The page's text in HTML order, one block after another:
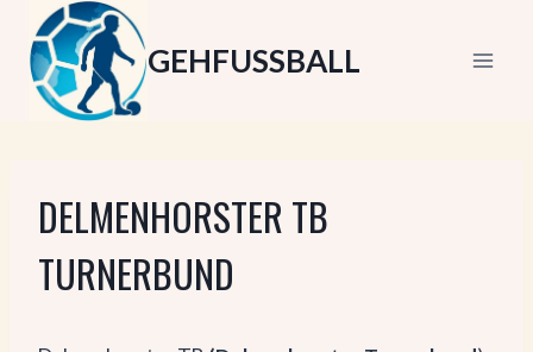
Inhalt
springen
GEHFUSSBALL
DELMENHORSTER TB
TURNERBUND